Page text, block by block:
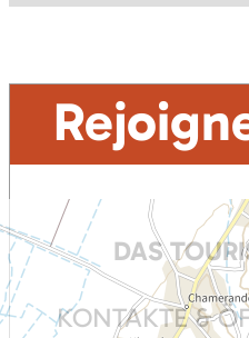
DAS
KONTAKTE &